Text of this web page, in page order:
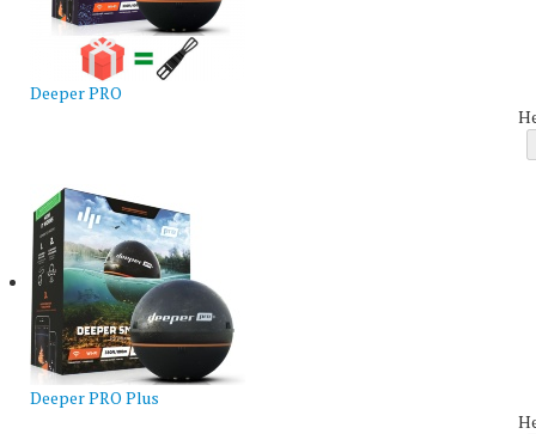
Deeper PRO
Deeper PRO Plus